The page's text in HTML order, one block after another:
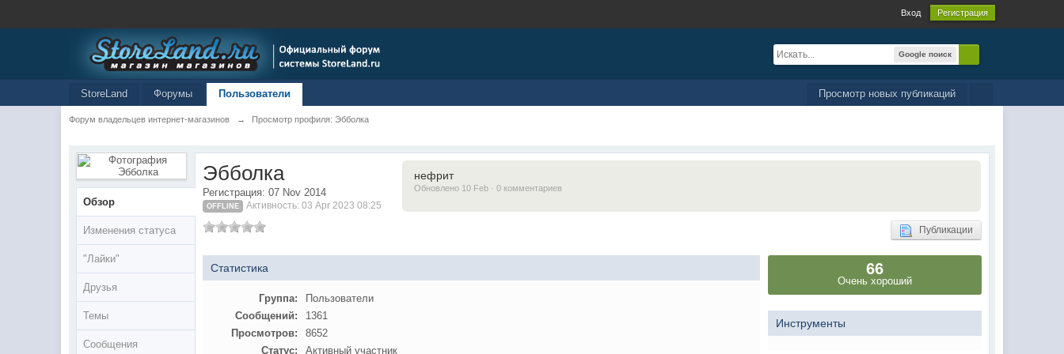
Вход Регистрация
Google поиск
Просмотр новых публикаций
StoreLand Форумы Пользователи
Форум владельцев интернет-магазинов → Просмотр профиля: Эбболка
Обзор
Изменения статуса
"Лайки"
Друзья
Темы
Сообщения
Эбболка
Регистрация: 07 Nov 2014
OFFLINE Активность: 03 Apr 2023 08:25
нефрит
Обновлено 10 Feb · 0 комментариев
Публикации
Статистика
Группа:
Пользователи
Сообщений:
1361
Просмотров:
8652
Статус:
Активный участник
66
Очень хороший
Инструменты